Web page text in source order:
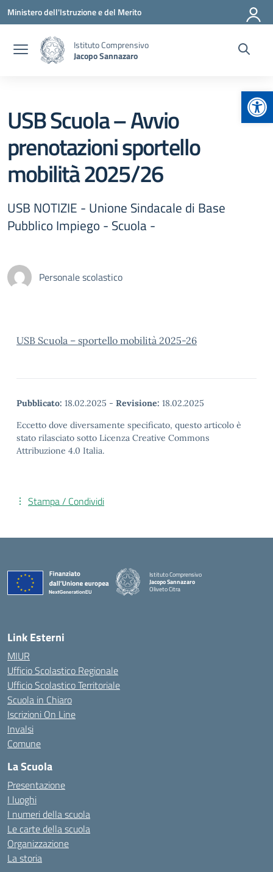
Vai ai contenuti
Vai al menu di navigazione
Vai al footer
Ministero dell'Istruzione e del Merito
Istituto Comprensivo
Jacopo Sannazaro
USB Scuola – Avvio
prenotazioni sportello
mobilità 2025/26
USB NOTIZIE - Unione Sindacale di Base
Pubblico Impiego - Scuola -
Personale scolastico
USB Scuola – sportello mobilità 2025-26
Pubblicato: 18.02.2025 - Revisione: 18.02.2025
Eccetto dove diversamente specificato, questo articolo è
stato rilasciato sotto Licenza Creative Commons
Attribuzione 4.0 Italia.
Stampa / Condividi
Istituto Comprensivo
Jacopo Sannazaro
Oliveto Citra
Link Esterni
MIUR
Ufficio Scolastico Regionale
Ufficio Scolastico Territoriale
Scuola in Chiaro
Iscrizioni On Line
Invalsi
Comune
La Scuola
Presentazione
I luoghi
I numeri della scuola
Le carte della scuola
Organizzazione
La storia